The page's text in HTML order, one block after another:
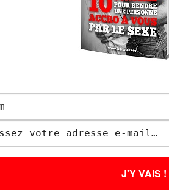
l’oreiller. Dans l’article que j’ai
j’explique ce que nous, nous
les lobes d’oreilles, toutes ces
coquins à l’oreille.
que vous aimez ça ; votre partenaire
peut faire changer la perception
à l’aise avec sa sexualité, peut-être
pas trop boire non plus, vous risquez